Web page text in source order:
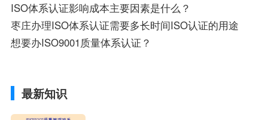
ISO体系认证影响成本主要因素是什么？
枣庄办理ISO体系认证需要多长时间ISO认证的用途
想要办ISO9001质量体系认证？
最新知识